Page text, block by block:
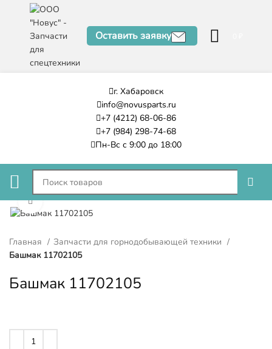
Оставить заявку
г. Хабаровск
info@novusparts.ru
+7 (4212) 68-06-86
+7 (984) 298-74-68
Пн-Вс с 9:00 до 18:00
Нажмите, чтобы увеличить
Главная
Запчасти для горнодобывающей техники
Башмак 11702105
Башмак 11702105